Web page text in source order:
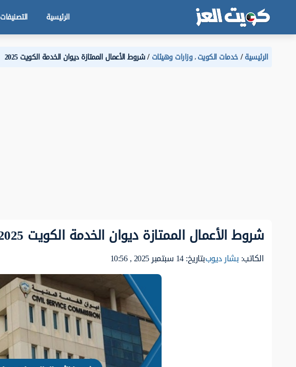
الرئيسية التصنيفات
الرئيسية خدمات الكويت،وزارات وهيئات شروط الأعمال الممتازة ديوان الخدمة الكويت 2025
شروط الأعمال الممتازة ديوان الخدمة الكويت 2025
الكاتب:بشار ديوببتاريخ: 14 سبتمبر 2025 , 10:56